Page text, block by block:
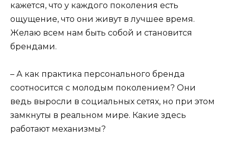
кажется, что у каждого поколения есть
ощущение, что они живут в лучшее время.
Желаю всем нам быть собой и становится
брендами.
– А как практика персонального бренда
соотносится с молодым поколением? Они
ведь выросли в социальных сетях, но при этом
замкнуты в реальном мире. Какие здесь
работают механизмы?